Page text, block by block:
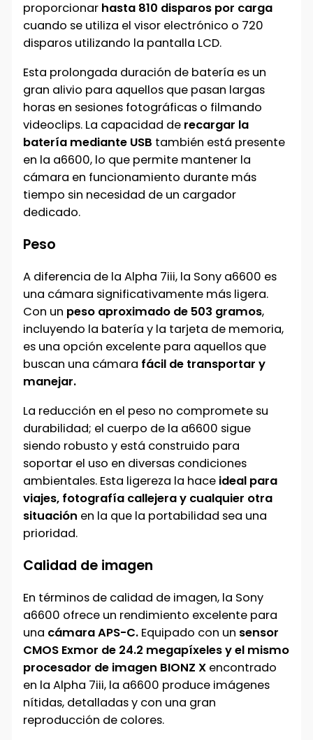
proporcionar hasta 810 disparos por carga
cuando se utiliza el visor electrónico o 720
disparos utilizando la pantalla LCD.
Esta prolongada duración de batería es un
gran alivio para aquellos que pasan largas
horas en sesiones fotográficas o filmando
videoclips. La capacidad de recargar la
batería mediante USB también está presente
en la a6600, lo que permite mantener la
cámara en funcionamiento durante más
tiempo sin necesidad de un cargador
dedicado.
Peso
A diferencia de la Alpha 7iii, la Sony a6600 es
una cámara significativamente más ligera.
Con un peso aproximado de 503 gramos,
incluyendo la batería y la tarjeta de memoria,
es una opción excelente para aquellos que
buscan una cámara fácil de transportar y
manejar.
La reducción en el peso no compromete su
durabilidad; el cuerpo de la a6600 sigue
siendo robusto y está construido para
soportar el uso en diversas condiciones
ambientales. Esta ligereza la hace ideal para
viajes, fotografía callejera y cualquier otra
situación en la que la portabilidad sea una
prioridad.
Calidad de imagen
En términos de calidad de imagen, la Sony
a6600 ofrece un rendimiento excelente para
una cámara APS-C. Equipado con unsensor
CMOS Exmor de 24.2 megapíxeles y el mismo
procesador de imagen BIONZ X encontrado
en la Alpha 7iii, la a6600 produce imágenes
nítidas, detalladas y con una gran
reproducción de colores.